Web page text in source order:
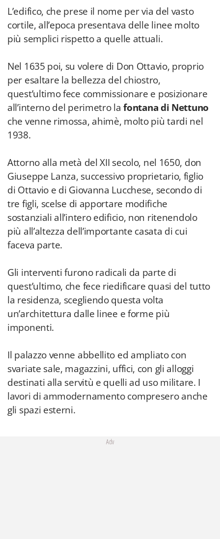
L’edifico, che prese il nome per via del vasto
cortile, all’epoca presentava delle linee molto
più semplici rispetto a quelle attuali.
Nel 1635 poi, su volere di Don Ottavio, proprio
per esaltare la bellezza del chiostro,
quest’ultimo fece commissionare e posizionare
all’interno del perimetro lafontana di Nettuno
che venne rimossa, ahimè, molto più tardi nel
1938.
Attorno alla metà del XII secolo, nel 1650, don
Giuseppe Lanza, successivo proprietario, figlio
di Ottavio e di Giovanna Lucchese, secondo di
tre figli, scelse di apportare modifiche
sostanziali all’intero edificio, non ritenendolo
più all’altezza dell’importante casata di cui
faceva parte.
Gli interventi furono radicali da parte di
quest’ultimo, che fece riedificare quasi del tutto
la residenza, scegliendo questa volta
un’architettura dalle linee e forme più
imponenti.
Il palazzo venne abbellito ed ampliato con
svariate sale, magazzini, uffici, con gli alloggi
destinati alla servitù e quelli ad uso militare. I
lavori di ammodernamento compresero anche
gli spazi esterni.
Adv